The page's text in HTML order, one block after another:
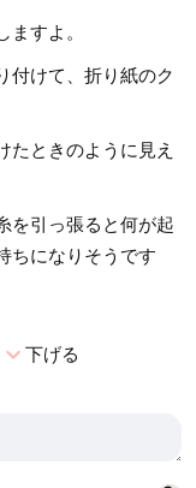
すよ。
付けて、折り紙のク
たときのように見え
を引っ張ると何が起
ちになりそうです
expand_more下げる